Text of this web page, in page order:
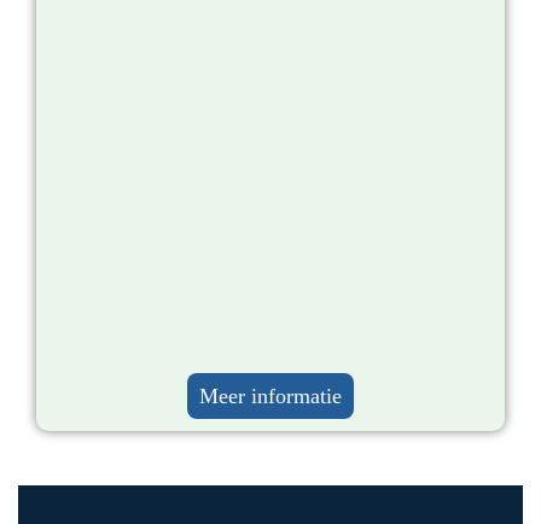
Meer informatie​